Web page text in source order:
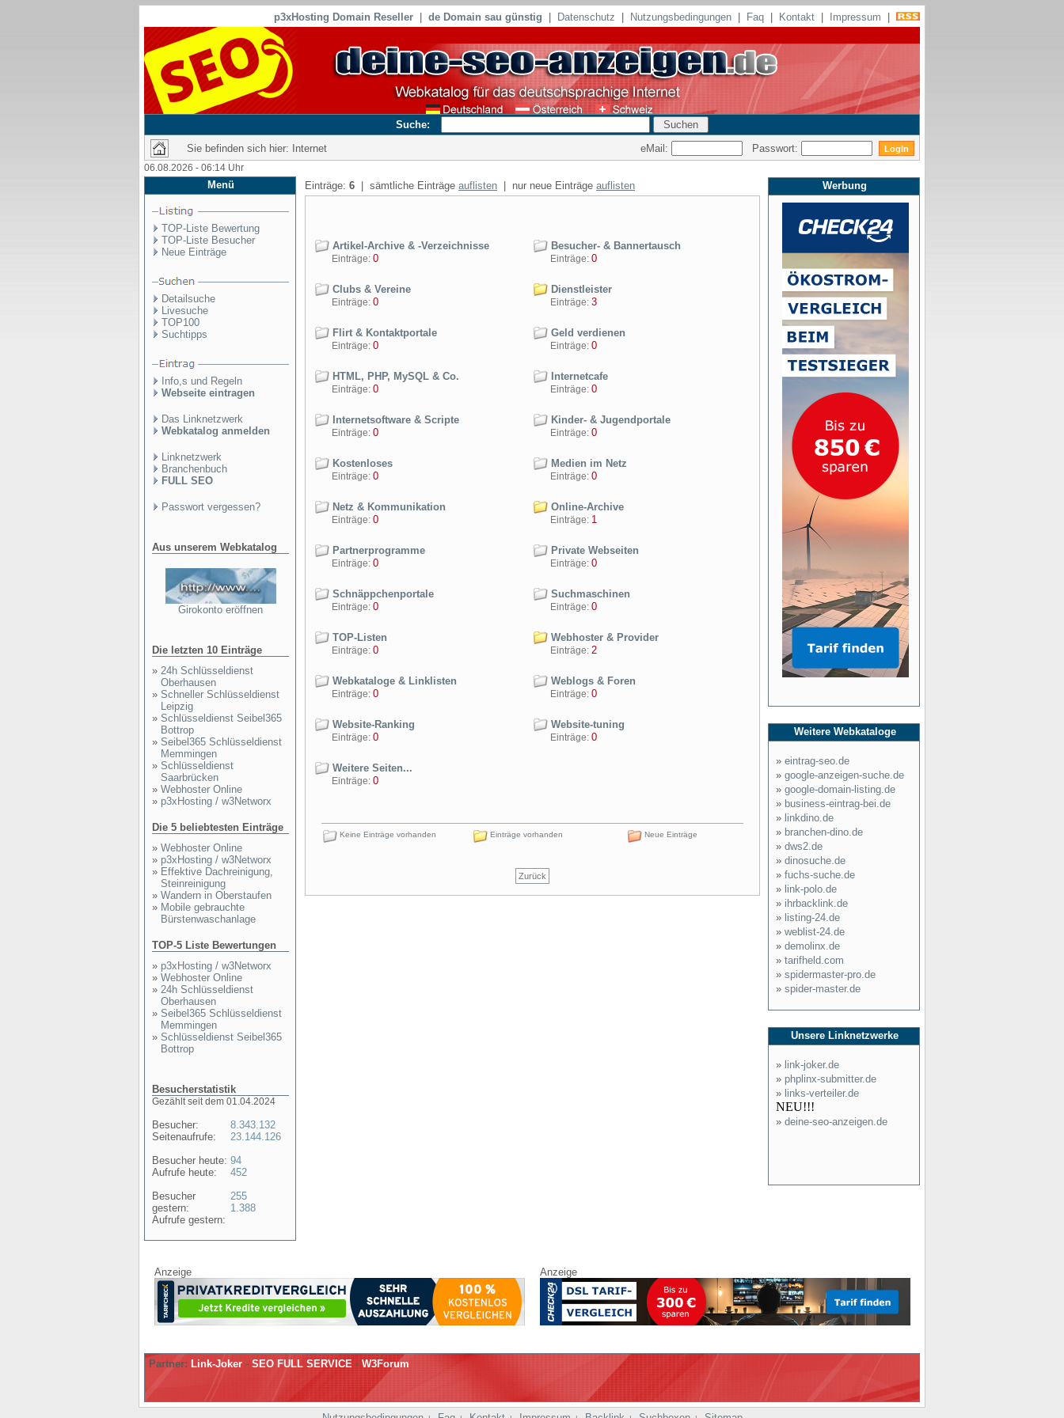
p3xHosting Domain Reseller de Domain sau günstig Datenschutz Nutzungsbedingungen Faq Kontakt Impressum
Suche:
Sie befinden sich hier: Internet
eMail: Passwort:
06.08.2026 - 06:14 Uhr
Menü
TOP-Liste Bewertung
TOP-Liste Besucher
Neue Einträge
Detailsuche
Livesuche
TOP100
Suchtipps
Info,s und Regeln
Webseite eintragen
Das Linknetzwerk
Webkatalog anmelden
Linknetzwerk
Branchenbuch
FULL SEO
Passwort vergessen?
Aus unserem Webkatalog
Girokonto eröffnen
Die letzten 10 Einträge
» 24h Schlüsseldienst
Oberhausen
» Schneller Schlüsseldienst
Leipzig
» Schlüsseldienst Seibel365
Bottrop
» Seibel365 Schlüsseldienst
Memmingen
» Schlüsseldienst
Saarbrücken
» Webhoster Online
» p3xHosting / w3Networx
Die 5 beliebtesten Einträge
» Webhoster Online
» p3xHosting / w3Networx
» Effektive Dachreinigung,
Steinreinigung
» Wandern in Oberstaufen
» Mobile gebrauchte
Bürstenwaschanlage
TOP-5 Liste Bewertungen
» p3xHosting / w3Networx
» Webhoster Online
» 24h Schlüsseldienst
Oberhausen
» Seibel365 Schlüsseldienst
Memmingen
» Schlüsseldienst Seibel365
Bottrop
Besucherstatistik
Gezählt seit dem 01.04.2024
Besucher:
Seitenaufrufe:
Besucher heute:
Aufrufe heute:
Besucher
gestern:
Aufrufe gestern:
8.343.132
23.144.126
94
452
255
1.388
Einträge: 6 | sämtliche Einträge auflisten | nur neue Einträge auflisten
Artikel-Archive & -Verzeichnisse
Einträge: 0
Besucher- & Bannertausch
Einträge: 0
Clubs & Vereine
Einträge: 0
Dienstleister
Einträge: 3
Flirt & Kontaktportale
Einträge: 0
Geld verdienen
Einträge: 0
HTML, PHP, MySQL & Co.
Einträge: 0
Internetcafe
Einträge: 0
Internetsoftware & Scripte
Einträge: 0
Kinder- & Jugendportale
Einträge: 0
Kostenloses
Einträge: 0
Medien im Netz
Einträge: 0
Netz & Kommunikation
Einträge: 0
Online-Archive
Einträge: 1
Partnerprogramme
Einträge: 0
Private Webseiten
Einträge: 0
Schnäppchenportale
Einträge: 0
Suchmaschinen
Einträge: 0
TOP-Listen
Einträge: 0
Webhoster & Provider
Einträge: 2
Webkataloge & Linklisten
Einträge: 0
Weblogs & Foren
Einträge: 0
Website-Ranking
Einträge: 0
Website-tuning
Einträge: 0
Weitere Seiten...
Einträge: 0
Keine Einträge vorhanden Einträge vorhanden Neue Einträge
Zurück
Werbung
Weitere Webkataloge
» eintrag-seo.de
» google-anzeigen-suche.de
» google-domain-listing.de
» business-eintrag-bei.de
» linkdino.de
» branchen-dino.de
» dws2.de
» dinosuche.de
» fuchs-suche.de
» link-polo.de
» ihrbacklink.de
» listing-24.de
» weblist-24.de
» demolinx.de
» tarifheld.com
» spidermaster-pro.de
» spider-master.de
Unsere Linknetzwerke
» link-joker.de
» phplinx-submitter.de
» links-verteiler.de
NEU!!!
» deine-seo-anzeigen.de
Anzeige Anzeige
Partner: Link-Joker - SEO FULL SERVICE - W3Forum